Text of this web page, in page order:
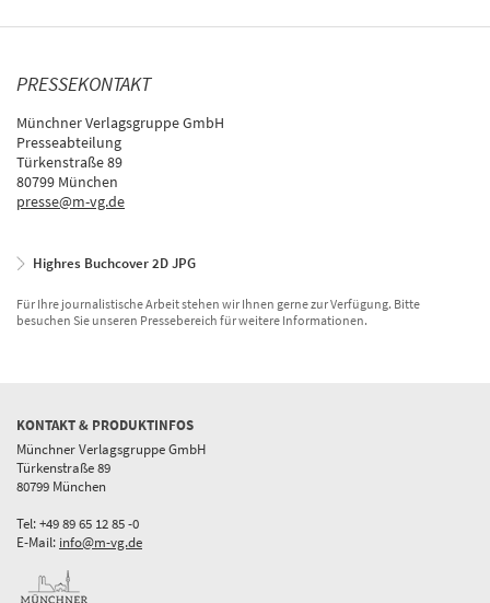
PRESSEKONTAKT
Münchner Verlagsgruppe GmbH
Presseabteilung
Türkenstraße 89
80799 München
presse@m-vg.de
Highres Buchcover 2D JPG
Für Ihre journalistische Arbeit stehen wir Ihnen gerne zur Verfügung. Bitte
besuchen Sie unseren Pressebereich für weitere Informationen.
KONTAKT & PRODUKTINFOS
Münchner Verlagsgruppe GmbH
Türkenstraße 89
80799 München
Tel: +49 89 65 12 85 -0
E-Mail: info@m-vg.de